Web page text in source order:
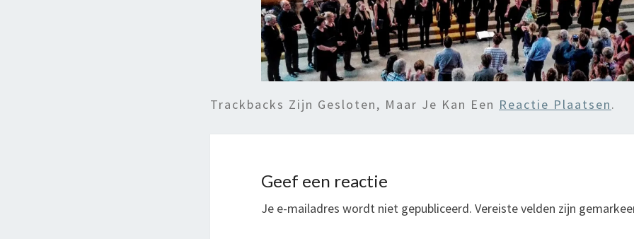
Trackbacks Zijn Gesloten, Maar Je Kan Een Reactie Plaatsen.
Geef een reactie
Je e-mailadres wordt niet gepubliceerd. Vereiste velden zijn